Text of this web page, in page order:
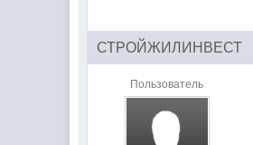
СТРОЙЖИЛИНВЕСТ
Пользователь